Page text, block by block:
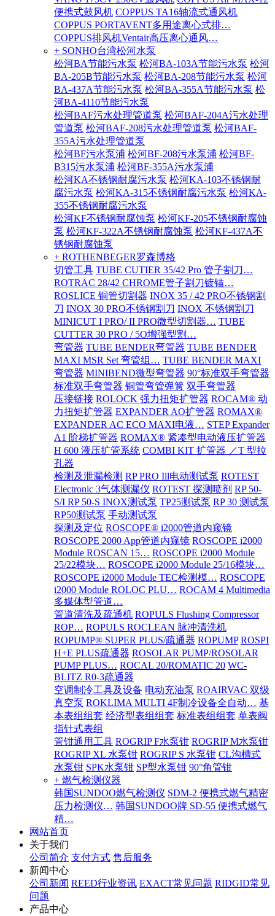
便携式鼓风机 COPPUS TA16轴流式通风机
COPPUS PORTAVENT多用途离心式排…
COPPUS排风机Ventair高压离心通风…
+ SONHO台湾松河水泵
松河BA节能污水泵 松河BA-103A节能污水泵 松河
BA-205B节能污水泵 松河BA-208节能污水泵 松河
BA-437A节能污水泵 松河BA-355A节能污水泵 松
河BA-4110节能污水泵
松河BAF污水处理管道泵 松河BAF-204A污水处理
管道泵 松河BAF-208污水处理管道泵 松河BAF-
355A污水处理管道泵
松河BF污水泵浦 松河BF-208污水泵浦 松河BF-
B315污水泵浦 松河BF-355A污水泵浦
松河KA不锈钢耐腐污水泵 松河KA-103不锈钢耐
腐污水泵 松河KA-315不锈钢耐腐污水泵 松河KA-
355不锈钢耐腐污水泵
松河KF不锈钢耐腐蚀泵 松河KF-205不锈钢耐腐蚀
泵 松河KF-322A不锈钢耐腐蚀泵 松河KF-437A不
锈钢耐腐蚀泵
+ ROTHENBEGER罗森博格
切管工具 TUBE CUTIER 35/42 Pro 管子割刀…
ROTRAC 28/42 CHROME管子割刀镀锚…
ROSLICE 铜管切割器 INOX 35 / 42 PRO不锈钢割
刀 INOX 30 PRO不锈钢割刀 INOX 不锈钢割刀
MINICUT I PRO/ II PRO微型切割器… TUBE
CUTTER 30 PRO / 5O增强型割…
弯管器 TUBE BENDER弯管器 TUBE BENDER
MAXI MSR Set 弯管组… TUBE BENDER MAXI
弯管器 MINIBEND微型弯管器 90°标准双手弯管器
标准双手弯管器 铜管弯管弹簧 双手弯管器
压接链接 ROLOCK 强力扭矩扩管器 ROCAM® 动
力扭矩扩管器 EXPANDER AO扩管器 ROMAX®
EXPANDER AC ECO MAXI电液… STEP Expander
A1 阶梯扩管器 ROMAX® 紧凑型电动液压扩管器
H 600 液压扩管系统 COMBI KIT 扩管器 ／T 型拉
孔器
检测及泄漏检测 RP PRO Ill电动测试泵 ROTEST
Electronic 3气体测漏仪 ROTEST 探测喷剂 RP 50-
S/I RP 50-S INOX测试泵 TP25测试泵 RP 30 测试泵
RP50测试泵 手动测试泵
探测及定位 ROSCOPE® i2000管道内窥镜
ROSCOPE 2000 App管道内窥镜 ROSCOPE i2000
Module ROSCAN 15… ROSCOPE i2000 Module
25/22模块… ROSCOPE i2000 Module 25/16模块…
ROSCOPE i2000 Module TEC检测模… ROSCOPE
i2000 Module ROLOC PLU… ROCAM 4 Multimedia
多媒体型管道…
管道清洗及疏通机 ROPULS Flushing Compressor
ROP… ROPULS ROCLEAN 脉冲清洗机
ROPUMP® SUPER PLUS/疏通器 ROPUMP ROSPI
H+E PLUS疏通器 ROSOLAR PUMP/ROSOLAR
PUMP PLUS… ROCAL 20/ROMATIC 20 WC-
BLITZ R0-3疏通器
空调制冷工具及设备 电动充油泵 ROAIRVAC 双级
真空泵 ROKLIMA MULTI 4F制冷设备全自动… 基
本表组组套 经济型表组组套 标准表组组套 单表阀
指针式表组
管钳通用工具 ROGRIP F水泵钳 ROGRIP M水泵钳
ROGRIP XL 水泵钳 ROGRIP S 水泵钳 CL沟槽式
水泵钳 SPK水泵钳 SP型水泵钳 90°角管钳
+ 燃气检测仪器
韩国SUNDOO燃气检测仪 SDM-2 便携式燃气精密
压力检测仪… 韩国SUNDOO牌 SD-55 便携式燃气
精…
网站首页
关于我们
公司简介 支付方式 售后服务
新闻中心
公司新闻 REED行业资讯 EXACT常见问题 RIDGID常见
问题
产品中心